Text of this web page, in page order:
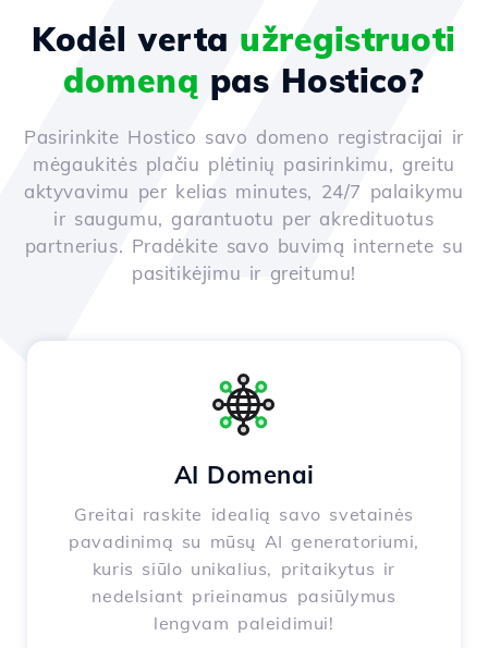
Kodėl verta užregistruoti
domeną pas Hostico?
Pasirinkite Hostico savo domeno registracijai ir
mėgaukitės plačiu plėtinių pasirinkimu, greitu
aktyvavimu per kelias minutes, 24/7 palaikymu
ir saugumu, garantuotu per akredituotus
partnerius. Pradėkite savo buvimą internete su
pasitikėjimu ir greitumu!
AI Domenai
Greitai raskite idealią savo svetainės
pavadinimą su mūsų AI generatoriumi,
kuris siūlo unikalius, pritaikytus ir
nedelsiant prieinamus pasiūlymus
lengvam paleidimui!